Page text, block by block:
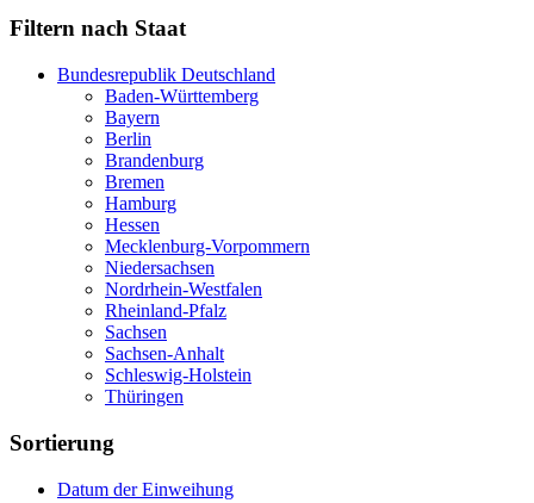
Filtern nach Staat
Bundesrepublik Deutschland
Baden-Württemberg
Bayern
Berlin
Brandenburg
Bremen
Hamburg
Hessen
Mecklenburg-Vorpommern
Niedersachsen
Nordrhein-Westfalen
Rheinland-Pfalz
Sachsen
Sachsen-Anhalt
Schleswig-Holstein
Thüringen
Sortierung
Datum der Einweihung